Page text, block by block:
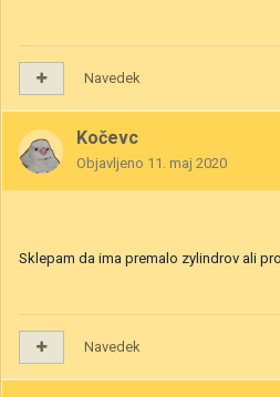
Navedek
Kočevc
Objavljeno 11. maj 2020
Sklepam da ima premalo zylindrov ali
Navedek